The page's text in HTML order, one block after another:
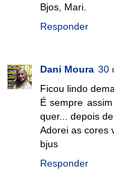
Bjos, Mari.
Responder
Dani Moura 30
Ficou lindo
É sempre
quer... depois
Adorei as cores
bjus
Responder